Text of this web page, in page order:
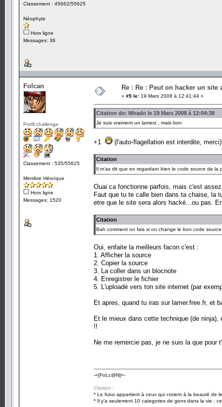
Classement : 45662/55625
Néophyte
Hors ligne
Messages: 36
Folcan
Profil challenge
Classement : 535/55625
Membre Héroïque
Hors ligne
Messages: 1520
Re : Re : Peut on hacker un site
« #5 le: 19 Mars 2008 à 12:41:44 »
Citation de: Mirado le 19 Mars 2008 à 12:04:38
Je suis vraiment un lamerz , mais bon
+1 (l'auto-flagellation est interdite, merci)
Citation
Il m'as dit que en regardant bien le code source de
Ouai ca fonctionne parfois, mais c'est
Faut que tu te calle bien dans ta chaise, la
etre que le site sera alors hacké...ou pas.
Citation
Bah comment on fais si on change le bon code
Oui, enfaite la meilleurs facon c'est :
1. Afficher la source
2. Copier la source
3. La coller dans un blocnote
4. Enregistrer le fichier
5. L'uploadé vers ton site internet (par
Et apres, quand tu iras sur lamer.free.fr, et
Et le mieux dans cette technique (de
!!
Ne me remercie pas, je ne suis la que pour
-=[FoLc@N]=-
Citation :
* Le futur appartient à ceux qui croient à la beauté de
* Il y'a seulement 10 categories de gens dans la vie :